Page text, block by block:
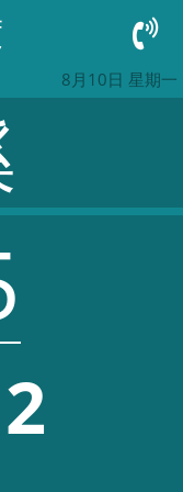
8月10日 星期一
2